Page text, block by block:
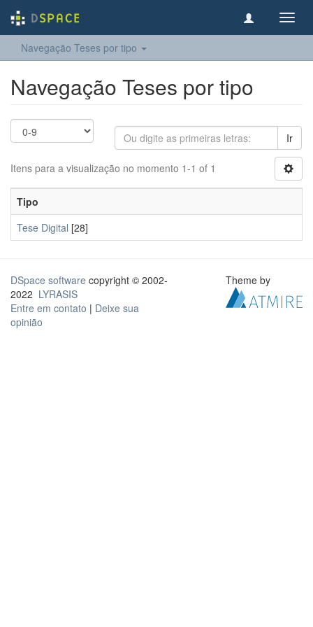
Navegação Teses por tipo
Navegação Teses por tipo
Ir
Itens para a visualização no momento 1-1 of 1
Tipo
Tese Digital [28]
DSpace software copyright © 2002-
2022 LYRASIS
Entre em contato | Deixe sua
opinião
Theme by